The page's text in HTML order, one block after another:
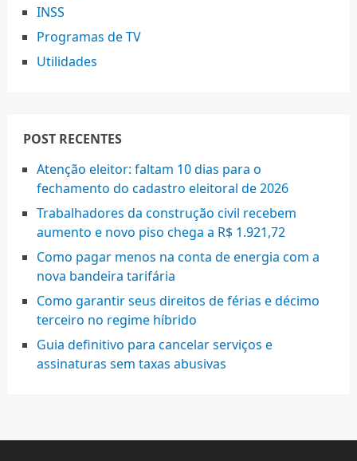
INSS
Programas de TV
Utilidades
POST RECENTES
Atenção eleitor: faltam 10 dias para o
fechamento do cadastro eleitoral de 2026
Trabalhadores da construção civil recebem
aumento e novo piso chega a R$ 1.921,72
Como pagar menos na conta de energia com a
nova bandeira tarifária
Como garantir seus direitos de férias e décimo
terceiro no regime híbrido
Guia definitivo para cancelar serviços e
assinaturas sem taxas abusivas